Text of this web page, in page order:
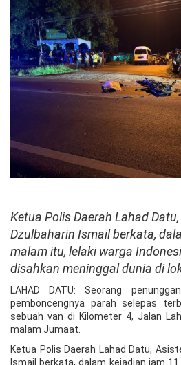
Ketua Polis Daerah Lahad
Dzulbaharin Ismail berkata,
malam itu, lelaki warga
disahkan meninggal dunia di
LAHAD DATU: Seorang
pemboncengnya parah selepas
sebuah van di Kilometer 4, Jalan
malam Jumaat.
Ketua Polis Daerah Lahad Datu,
Ismail berkata, dalam kejadian jam